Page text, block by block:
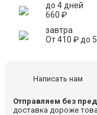
до 4 дней
660 ₽
завтра
От410 ₽до
Написать нам
Отправляем без
доставка дороже